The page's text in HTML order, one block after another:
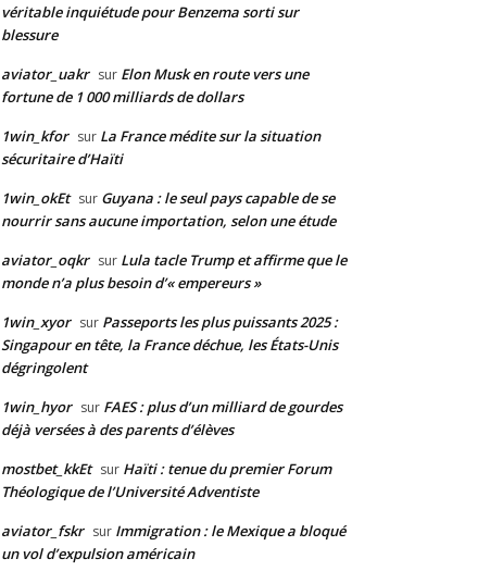
véritable inquiétude pour Benzema sorti sur
blessure
aviator_uakr sur Elon Musk en route vers une
fortune de 1 000 milliards de dollars
1win_kfor sur La France médite sur la situation
sécuritaire d’Haïti
1win_okEt sur Guyana : le seul pays capable de se
nourrir sans aucune importation, selon une étude
aviator_oqkr sur Lula tacle Trump et affirme que le
monde n’a plus besoin d’« empereurs »
1win_xyor sur Passeports les plus puissants 2025 :
Singapour en tête, la France déchue, les États-Unis
dégringolent
1win_hyor sur FAES : plus d’un milliard de gourdes
déjà versées à des parents d’élèves
mostbet_kkEt sur Haïti : tenue du premier Forum
Théologique de l’Université Adventiste
aviator_fskr sur Immigration : le Mexique a bloqué
un vol d’expulsion américain